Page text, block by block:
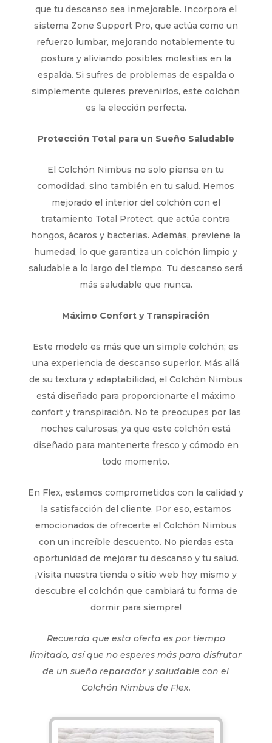
que tu descanso sea inmejorable. Incorpora el
sistema Zone Support Pro, que actúa como un
refuerzo lumbar, mejorando notablemente tu
postura y aliviando posibles molestias en la
espalda. Si sufres de problemas de espalda o
simplemente quieres prevenirlos, este colchón
es la elección perfecta.
Protección Total para un Sueño Saludable
El Colchón Nimbus no solo piensa en tu
comodidad, sino también en tu salud. Hemos
mejorado el interior del colchón con el
tratamiento Total Protect, que actúa contra
hongos, ácaros y bacterias. Además, previene la
humedad, lo que garantiza un colchón limpio y
saludable a lo largo del tiempo. Tu descanso será
más saludable que nunca.
Máximo Confort y Transpiración
Este modelo es más que un simple colchón; es
una experiencia de descanso superior. Más allá
de su textura y adaptabilidad, el Colchón Nimbus
está diseñado para proporcionarte el máximo
confort y transpiración. No te preocupes por las
noches calurosas, ya que este colchón está
diseñado para mantenerte fresco y cómodo en
todo momento.
En Flex, estamos comprometidos con la calidad y
la satisfacción del cliente. Por eso, estamos
emocionados de ofrecerte el Colchón Nimbus
con un increíble descuento. No pierdas esta
oportunidad de mejorar tu descanso y tu salud.
¡Visita nuestra tienda o sitio web hoy mismo y
descubre el colchón que cambiará tu forma de
dormir para siempre!
Recuerda que esta oferta es por tiempo
limitado, así que no esperes más para disfrutar
de un sueño reparador y saludable con el
Colchón Nimbus de Flex.